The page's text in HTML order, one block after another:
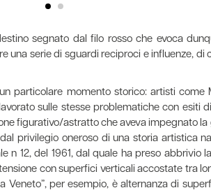
segnato dal filo rosso che evoca
una serie di sguardi reciproci e influenze, di
particolare momento storico: artisti come
sulle stesse problematiche con
figurativo/astratto che aveva impegnato
privilegio oneroso di una storia artistica
n 12, del 1961, dal quale ha preso abbrivio
con superfici verticali accostate tra
Veneto”, per esempio, è alternanza di